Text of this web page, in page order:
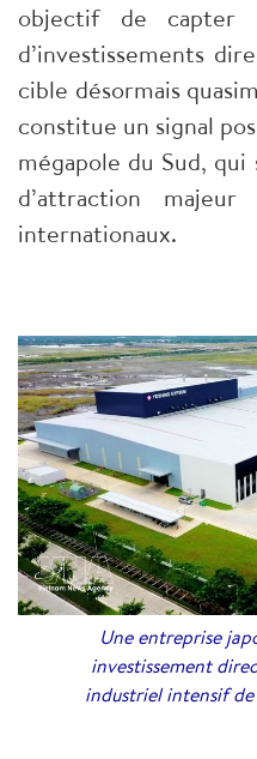
objectif de capter
d’investissements
cible désormais
constitue un signal
mégapole du Sud,
d’attraction
internationaux.
Une entreprise
investissement
industriel intensif